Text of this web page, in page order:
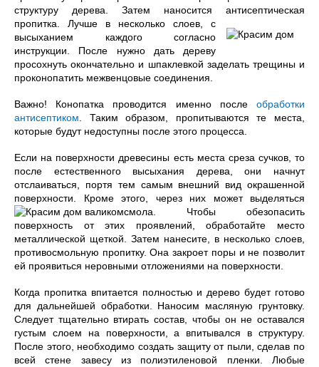
структуру дерева. Затем наносится антисептическая
пропитка. Лучше в несколько слоев, с
высыханием каждого согласно
инструкции. После нужно дать дереву
просохнуть окончательно и шпаклевкой заделать трещины и
проконопатить межвенцовые соединения.
Важно! Конопатка проводится именно после обработки
антисептиком . Таким образом, пропитываются те места,
которые будут недоступны после этого процесса.
Если на поверхности древесины есть места среза сучков, то
после естественного высыхания дерева, они начнут
отслаиваться, портя тем самым внешний вид окрашенной
поверхности. Кроме этого, через них может выделяться
смола. Чтобы обезопасить
поверхность от этих проявлений, обработайте место
металлической щеткой. Затем нанесите, в несколько слоев,
противосмольную пропитку. Она закроет поры и не позволит
ей проявиться неровными отложениями на поверхности.
Когда пропитка впитается полностью и дерево будет готово
для дальнейшей обработки. Наносим масляную грунтовку.
Следует тщательно втирать состав, чтобы он не оставался
густым слоем на поверхности, а впитывался в структуру.
После этого, необходимо создать защиту от пыли, сделав по
всей стене завесу из полиэтиленовой пленки. Любые